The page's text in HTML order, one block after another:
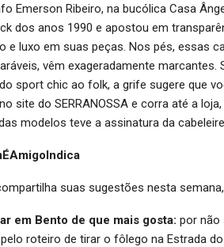
Emerson Ribeiro, na bucólica Casa
dos anos 1990 e apostou em
e luxo em suas peças. Nos pés, essas
vêm exageradamente
sport chic ao folk, a grife sugere que
site do SERRANOSSA e corra até a
modelos teve a assinatura da
suas sugestões nesta
em Bento de que mais gosta: por não
roteiro de tirar o fôlego na Estrada